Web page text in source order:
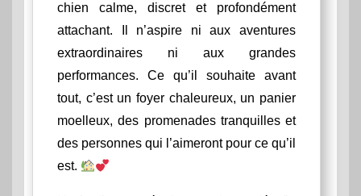
chien calme, discret et profondément
attachant. Il n’aspire ni aux aventures
extraordinaires ni aux grandes
performances. Ce qu’il souhaite avant
tout, c’est un foyer chaleureux, un panier
moelleux, des promenades tranquilles et
des personnes qui l’aimeront pour ce qu’il
est.